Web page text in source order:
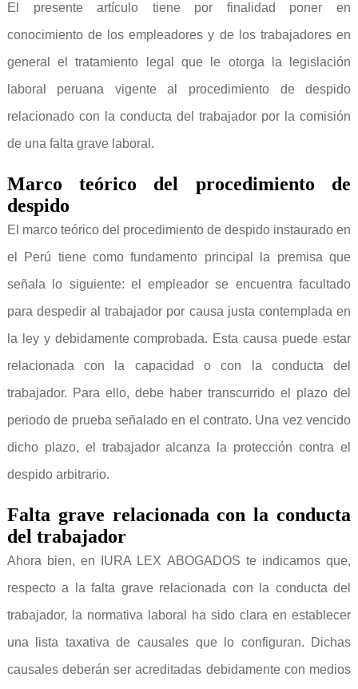
El presente artículo tiene por finalidad poner en
conocimiento de los empleadores y de los trabajadores en
general el tratamiento legal que le otorga la legislación
laboral peruana vigente al procedimiento de despido
relacionado con la conducta del trabajador por la comisión
de una falta grave laboral.
Marco teórico del procedimiento de
despido
El marco teórico del procedimiento de despido instaurado en
el Perú tiene como fundamento principal la premisa que
señala lo siguiente: el empleador se encuentra facultado
para despedir al trabajador por causa justa contemplada en
la ley y debidamente comprobada. Esta causa puede estar
relacionada con la capacidad o con la conducta del
trabajador. Para ello, debe haber transcurrido el plazo del
periodo de prueba señalado en el contrato. Una vez vencido
dicho plazo, el trabajador alcanza la protección contra el
despido arbitrario.
Falta grave relacionada con la conducta
del trabajador
Ahora bien, en IURA LEX ABOGADOS te indicamos que,
respecto a la falta grave relacionada con la conducta del
trabajador, la normativa laboral ha sido clara en establecer
una lista taxativa de causales que lo configuran. Dichas
causales deberán ser acreditadas debidamente con medios